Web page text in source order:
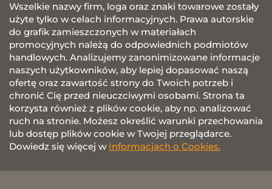
Wszelkie nazwy firm, loga oraz znaki towarowe zostały
użyte tylko w celach informacyjnych. Prawa autorskie
do grafik zamieszczonych w materiałach
promocyjnych należą do odpowiednich podmiotów
handlowych. Analizujemy zanonimizowane informacje
naszych użytkowników, aby lepiej dopasować naszą
ofertę oraz zawartość strony do Twoich potrzeb i
chronić Cię przed nieuczciwymi osobami. Strona ta
korzysta również z plików cookie, aby np. analizować
ruch na stronie. Możesz określić warunki przechowania
lub dostęp plików cookie w Twojej przeglądarce.
Dowiedz się więcej w Informacjach o Cookies.